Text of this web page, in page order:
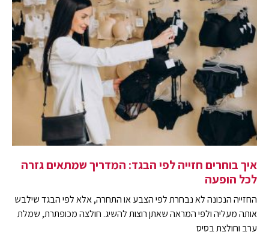
איך בוחרים חזייה לפי הבגד: המדריך שמתאים גזרה
לכל הופעה
החזייה הנכונה לא נבחרת לפי הצבע או התחרה, אלא לפי הבגד שילבש
אותה מעליה ולפי המראה שאתן רוצות להשיג. חולצה מכופתרת, שמלת
ערב וחולצת בסיס